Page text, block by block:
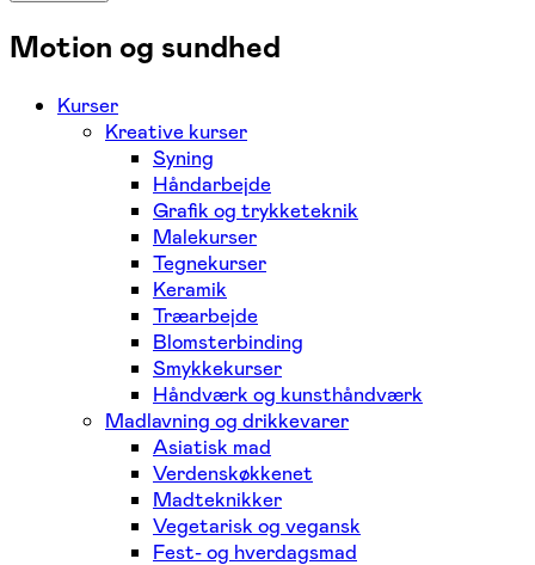
Motion og sundhed
Kurser
Kreative kurser
Syning
Håndarbejde
Grafik og trykketeknik
Malekurser
Tegnekurser
Keramik
Træarbejde
Blomsterbinding
Smykkekurser
Håndværk og kunsthåndværk
Madlavning og drikkevarer
Asiatisk mad
Verdenskøkkenet
Madteknikker
Vegetarisk og vegansk
Fest- og hverdagsmad